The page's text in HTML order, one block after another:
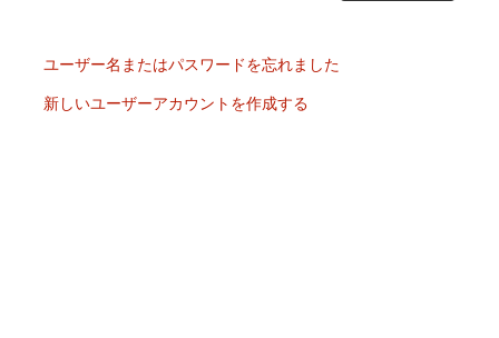
ユーザー名またはパスワードを忘れました
新しいユーザーアカウントを作成する